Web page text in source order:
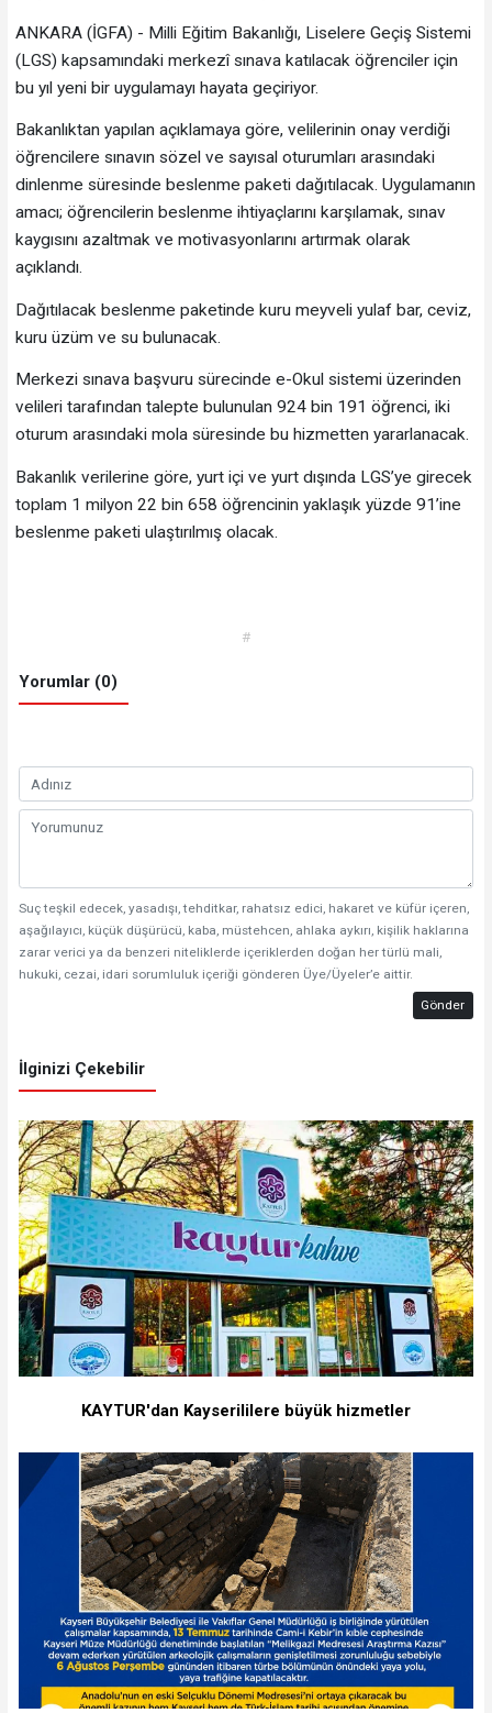
ANKARA (İGFA) - Milli Eğitim Bakanlığı, Liselere Geçiş Sistemi
(LGS) kapsamındaki merkezî sınava katılacak öğrenciler için
bu yıl yeni bir uygulamayı hayata geçiriyor.
Bakanlıktan yapılan açıklamaya göre, velilerinin onay verdiği
öğrencilere sınavın sözel ve sayısal oturumları arasındaki
dinlenme süresinde beslenme paketi dağıtılacak. Uygulamanın
amacı; öğrencilerin beslenme ihtiyaçlarını karşılamak, sınav
kaygısını azaltmak ve motivasyonlarını artırmak olarak
açıklandı.
Dağıtılacak beslenme paketinde kuru meyveli yulaf bar, ceviz,
kuru üzüm ve su bulunacak.
Merkezi sınava başvuru sürecinde e-Okul sistemi üzerinden
velileri tarafından talepte bulunulan 924 bin 191 öğrenci, iki
oturum arasındaki mola süresinde bu hizmetten yararlanacak.
Bakanlık verilerine göre, yurt içi ve yurt dışında LGS’ye girecek
toplam 1 milyon 22 bin 658 öğrencinin yaklaşık yüzde 91’ine
beslenme paketi ulaştırılmış olacak.
#
Yorumlar (0)
Suç teşkil edecek, yasadışı, tehditkar, rahatsız edici, hakaret ve küfür içeren,
aşağılayıcı, küçük düşürücü, kaba, müstehcen, ahlaka aykırı, kişilik haklarına
zarar verici ya da benzeri niteliklerde içeriklerden doğan her türlü mali,
hukuki, cezai, idari sorumluluk içeriği gönderen Üye/Üyeler’e aittir.
Gönder
İlginizi Çekebilir
KAYTUR'dan Kayserililere büyük hizmetler